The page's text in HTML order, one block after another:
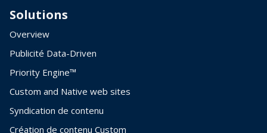
Solutions
Overview
Publicité Data-Driven
Priority Engine™
Custom and Native web sites
Syndication de contenu
Création de contenu Custom